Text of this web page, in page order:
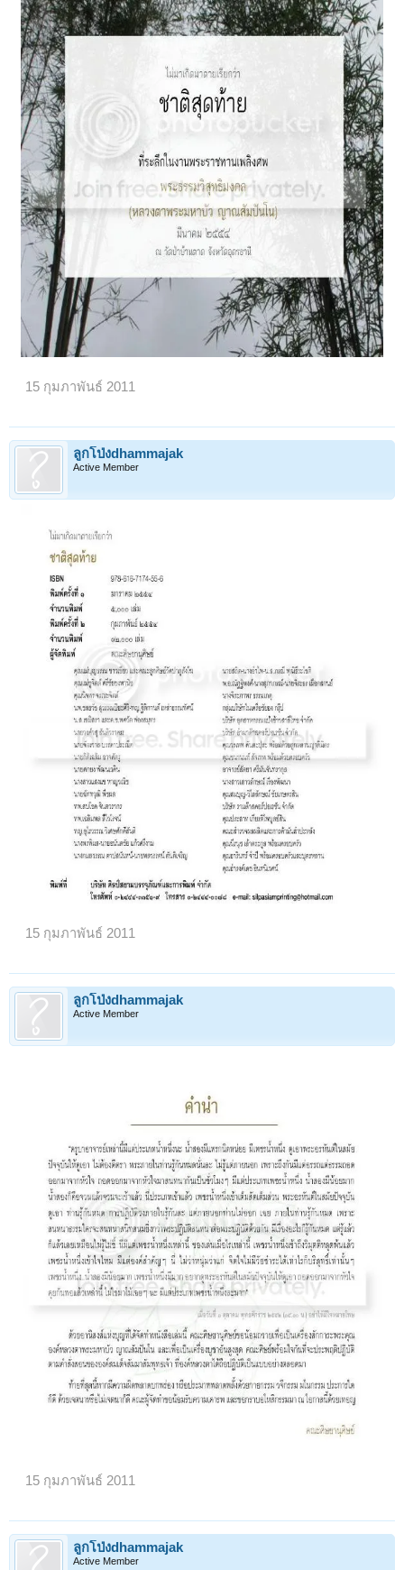
15 กุมภาพันธ์ 2011
ลูกโป่งdhammajak
Active Member
15 กุมภาพันธ์ 2011
ลูกโป่งdhammajak
Active Member
15 กุมภาพันธ์ 2011
ลูกโป่งdhammajak
Active Member